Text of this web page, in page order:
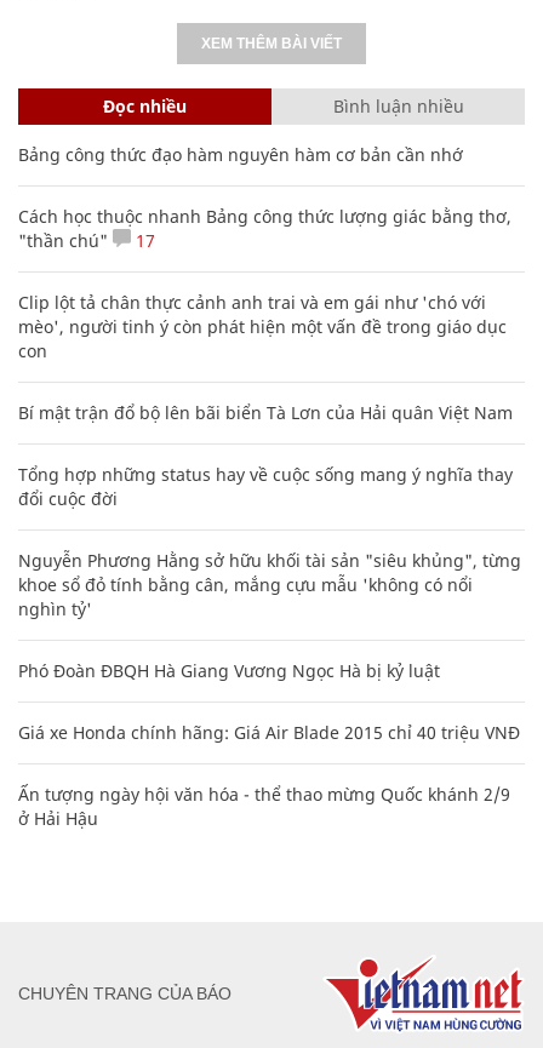
XEM THÊM BÀI VIẾT
Đọc nhiều Bình luận nhiều
Bảng công thức đạo hàm nguyên hàm cơ bản cần nhớ
Cách học thuộc nhanh Bảng công thức lượng giác bằng thơ,
"thần chú"
17
Clip lột tả chân thực cảnh anh trai và em gái như 'chó với
mèo', người tinh ý còn phát hiện một vấn đề trong giáo dục
con
Bí mật trận đổ bộ lên bãi biển Tà Lơn của Hải quân Việt Nam
Tổng hợp những status hay về cuộc sống mang ý nghĩa thay
đổi cuộc đời
Nguyễn Phương Hằng sở hữu khối tài sản "siêu khủng", từng
khoe sổ đỏ tính bằng cân, mắng cựu mẫu 'không có nổi
nghìn tỷ'
Phó Đoàn ĐBQH Hà Giang Vương Ngọc Hà bị kỷ luật
Giá xe Honda chính hãng: Giá Air Blade 2015 chỉ 40 triệu VNĐ
Ấn tượng ngày hội văn hóa - thể thao mừng Quốc khánh 2/9
ở Hải Hậu
CHUYÊN TRANG CỦA BÁO